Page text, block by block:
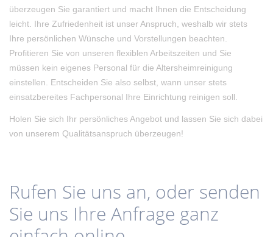
überzeugen Sie garantiert und macht Ihnen die Entscheidung
leicht. Ihre Zufriedenheit ist unser Anspruch, weshalb wir stets
Ihre persönlichen Wünsche und Vorstellungen beachten.
Profitieren Sie von unseren flexiblen Arbeitszeiten und Sie
müssen kein eigenes Personal für die Altersheimreinigung
einstellen. Entscheiden Sie also selbst, wann unser stets
einsatzbereites Fachpersonal Ihre Einrichtung reinigen soll.
Holen Sie sich Ihr persönliches Angebot und lassen Sie sich dabei
von unserem Qualitätsanspruch überzeugen!
Rufen Sie uns an, oder senden
Sie uns Ihre Anfrage ganz